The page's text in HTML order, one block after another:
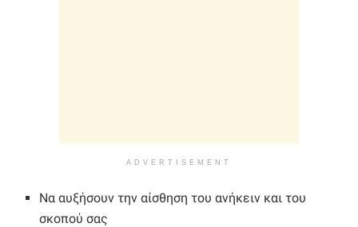
ADVERTISEMENT
Να αυξήσουν την αίσθηση του ανήκειν και του
σκοπού σας